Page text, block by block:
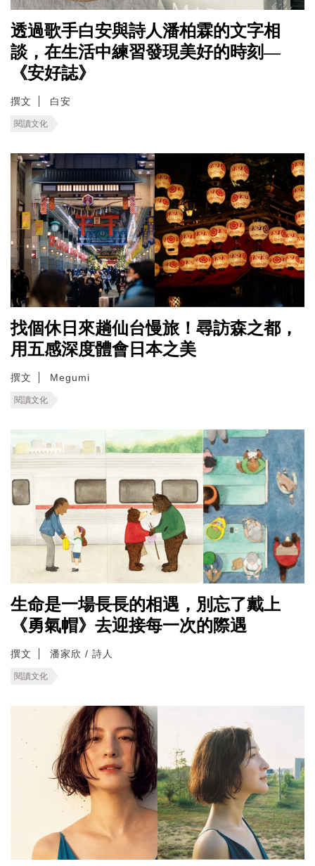
透過歌手白安與詩人潘柏霖的文字相
談，在生活中練習發現美好的時刻—
《安好誌》
撰文 白安
閱讀文化
找個休日來趟仙台慢旅！尋訪森之都，
用五感深度體會日本之美
撰文 Megumi
閱讀文化
生命是一場長長的相遇，別忘了戴上
《勇氣帽》去迎接每一次的際遇
撰文 潘家欣 / 詩人
閱讀文化